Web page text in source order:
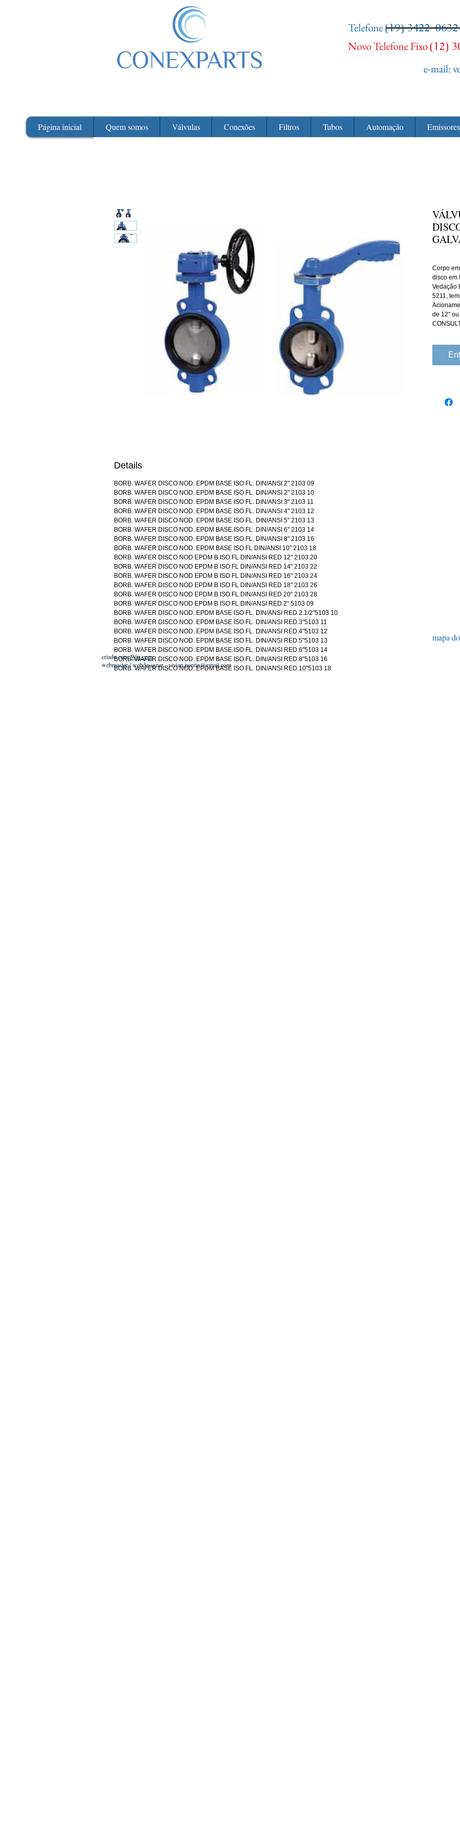
Telefone(19) 3422-
Novo Telefone Fixo(12)
e-mail:
Página inicial Quem somos Válvulas Conexões Filtros Tubos Automação Emissores
Corpo
disco em
Vedação
5211,
de 12" ou
Details
BORB. WAFER DISCO NOD. EPDM BASE ISO FL. DIN/ANSI 2" 2103 09
BORB. WAFER DISCO NOD. EPDM BASE ISO FL. DIN/ANSI 2" 2103 10
BORB. WAFER DISCO NOD. EPDM BASE ISO FL. DIN/ANSI 3" 2103 11
BORB. WAFER DISCO NOD. EPDM BASE ISO FL. DIN/ANSI 4" 2103 12
BORB. WAFER DISCO NOD. EPDM BASE ISO FL. DIN/ANSI 5" 2103 13
BORB. WAFER DISCO NOD. EPDM BASE ISO FL. DIN/ANSI 6" 2103 14
BORB. WAFER DISCO NOD. EPDM BASE ISO FL. DIN/ANSI 8" 2103 16
BORB. WAFER DISCO NOD. EPDM BASE ISO FL DIN/ANSI 10" 2103 18
BORB. WAFER DISCO NOD EPDM B ISO FL DIN/ANSI RED 12" 2103 20
BORB. WAFER DISCO NOD EPDM B ISO FL DIN/ANSI RED 14" 2103 22
BORB. WAFER DISCO NOD EPDM B ISO FL DIN/ANSI RED 16" 2103 24
BORB. WAFER DISCO NOD EPDM B ISO FL DIN/ANSI RED 18" 2103 26
BORB. WAFER DISCO NOD EPDM B ISO FL DIN/ANSI RED 20" 2103 28
BORB. WAFER DISCO NOD EPDM B ISO FL DIN/ANSI RED 2" 5103 09
BORB. WAFER DISCO NOD. EPDM BASE ISO FL. DIN/ANSI RED.2.1/2"5103 10
BORB. WAFER DISCO NOD. EPDM BASE ISO FL. DIN/ANSI RED.3"5103 11
BORB. WAFER DISCO NOD. EPDM BASE ISO FL. DIN/ANSI RED.4"5103 12
BORB. WAFER DISCO NOD. EPDM BASE ISO FL. DIN/ANSI RED.5"5103 13
BORB. WAFER DISCO NOD. EPDM BASE ISO FL. DIN/ANSI RED.6"5103 14
BORB. WAFER DISCO NOD. EPDM BASE ISO FL. DIN/ANSI RED.8"5103 16
BORB. WAFER DISCO NOD. EPDM BASE ISO FL. DIN/ANSI RED.10"5103 18
criado comWix.com
webmaster / webdesigner -vivian.pontin@gmail.com
mapa